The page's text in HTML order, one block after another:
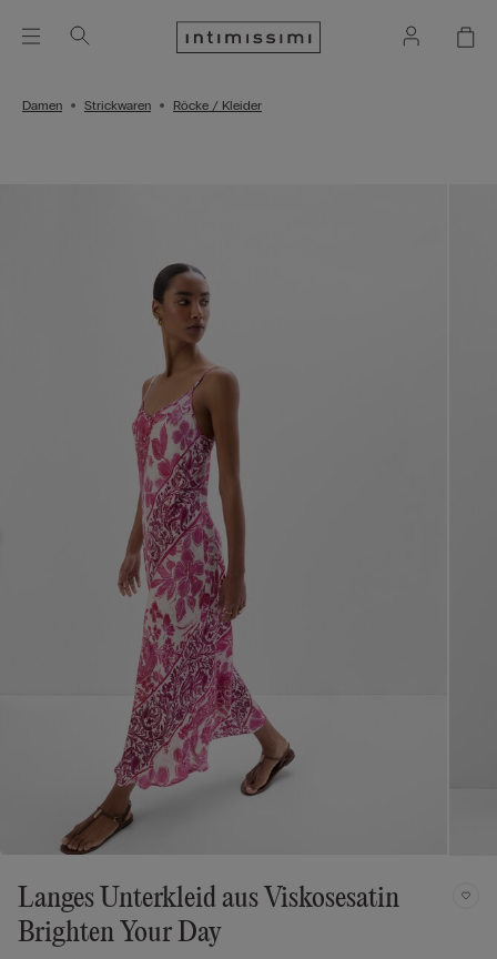
Damen Strickwaren Röcke / Kleider
Langes Unterkleid aus Viskosesatin
Brighten Your Day